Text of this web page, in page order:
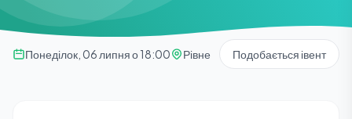
Понеділок, 06 липня о 18:00 Рівне Подобається івент